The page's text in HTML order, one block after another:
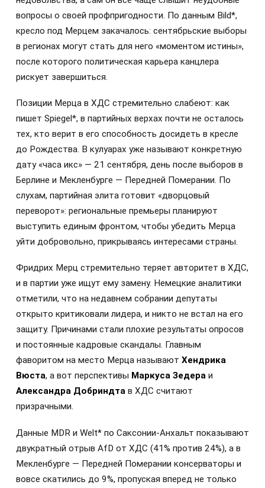
вопросы о своей профпригодности. По данным Bild*,
кресло под Мерцем закачалось: сентябрьские выборы
в регионах могут стать для него «моментом истины»,
после которого политическая карьера канцлера
рискует завершиться.
Позиции Мерца в ХДС стремительно слабеют: как
пишет Spiegel*, в партийных верхах почти не осталось
тех, кто верит в его способность досидеть в кресле
до Рождества. В кулуарах уже называют конкретную
дату «часа икс» — 21 сентября, день после выборов в
Берлине и Мекленбурге — Передней Померании. По
слухам, партийная элита готовит «дворцовый
переворот»: региональные премьеры планируют
выступить единым фронтом, чтобы убедить Мерца
уйти добровольно, прикрываясь интересами страны.
Фридрих Мерц стремительно теряет авторитет в ХДС,
и в партии уже ищут ему замену. Немецкие аналитики
отметили, что на недавнем собрании депутаты
открыто критиковали лидера, и никто не встал на его
защиту. Причинами стали плохие результаты опросов
и постоянные кадровые скандалы. Главным
фаворитом на место Мерца называют Хендрика
Вюста, а вот перспективы Маркуса Зедера и
Александра Добриндта в ХДС считают
призрачными.
Данные MDR и Welt* по Саксонии-Анхальт показывают
двукратный отрыв AfD от ХДС (41% против 24%), а в
Мекленбурге — Передней Померании консерваторы и
вовсе скатились до 9%, пропуская вперед не только